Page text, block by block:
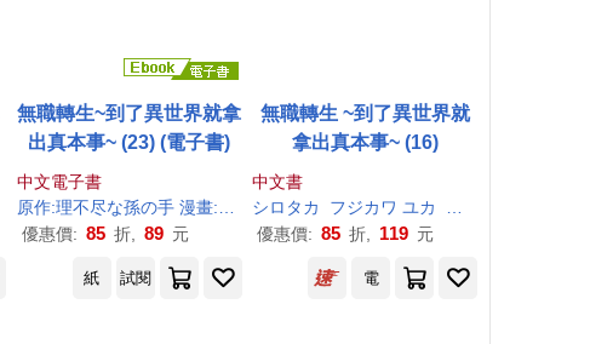
不尽な孫の手 小天野
無職轉生~到了異世界就拿
出真本事~ (23) (電子書)
中文電子書
原作:理不尽な孫の手漫畫:フジカワ ユカ 角色原案:シロタカ
優惠價: 85 折, 89 元
無職轉生 ~到了異世界就
拿出真本事~ (16)
中文書
シロタカ
フジカワ ユカ
優惠價: 85 折, 119 元
紙 試閱 電